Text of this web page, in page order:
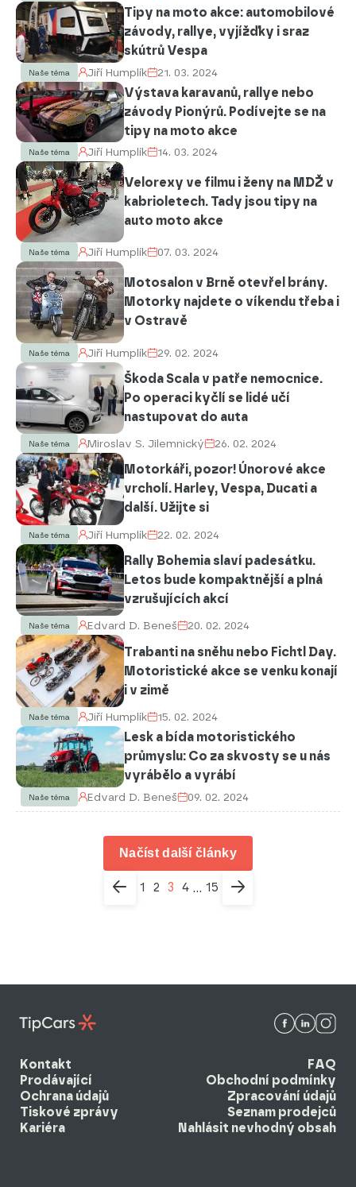
Tipy na moto akce: automobilové
závody, rallye, vyjížďky i sraz
skútrů Vespa
Naše téma Jiří Humplík 21. 03. 2024
Výstava karavanů, rallye nebo
závody Pionýrů. Podívejte se na
tipy na moto akce
Naše téma Jiří Humplík 14. 03. 2024
Velorexy ve filmu i ženy na MDŽ v
kabrioletech. Tady jsou tipy na
auto moto akce
Naše téma Jiří Humplík 07. 03. 2024
Motosalon v Brně otevřel brány.
Motorky najdete o víkendu třeba i
v Ostravě
Naše téma Jiří Humplík 29. 02. 2024
Škoda Scala v patře nemocnice.
Po operaci kyčlí se lidé učí
nastupovat do auta
Naše téma Miroslav S. Jilemnický 26. 02. 2024
Motorkáři, pozor! Únorové akce
vrcholí. Harley, Vespa, Ducati a
další. Užijte si
Naše téma Jiří Humplík 22. 02. 2024
Rally Bohemia slaví padesátku.
Letos bude kompaktnější a plná
vzrušujících akcí
Naše téma Edvard D. Beneš 20. 02. 2024
Trabanti na sněhu nebo Fichtl Day.
Motoristické akce se venku konají
i v zimě
Naše téma Jiří Humplík 15. 02. 2024
Lesk a bída motoristického
průmyslu: Co za skvosty se u nás
vyrábělo a vyrábí
Naše téma Edvard D. Beneš 09. 02. 2024
Načíst další články
1 2 3 4 ... 15
Kontakt
FAQ
Prodávající
Obchodní podmínky
Ochrana údajů
Zpracování údajů
Tiskové zprávy
Seznam prodejců
Kariéra
Nahlásit nevhodný obsah